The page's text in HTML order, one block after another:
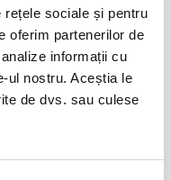
rețele sociale și pentru
oferim partenerilor de
informații cu
ul nostru. Aceștia le
de dvs. sau culese
Central Academia Hagi